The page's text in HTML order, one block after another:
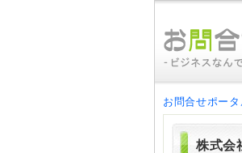
お問合せポータ
株式会